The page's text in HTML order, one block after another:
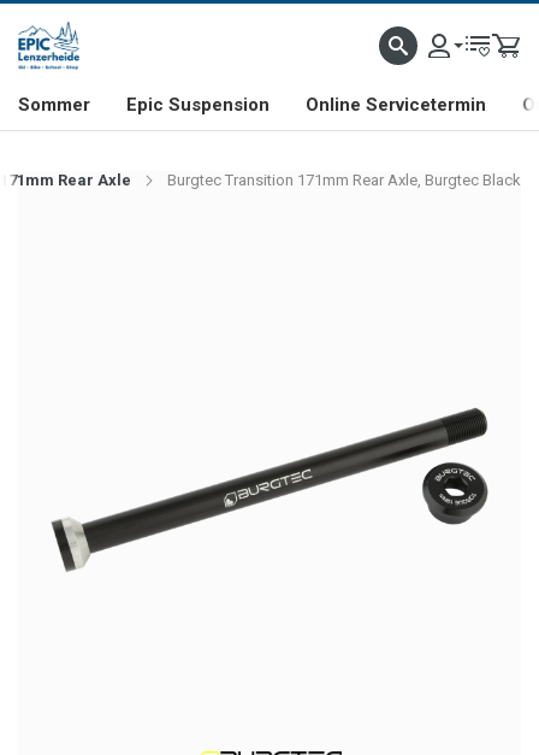
& FREERIDE-SPEZIALIST SCHWEIZER FIRMA SHOP & SHOWROOM IN
Sommer Epic Suspension Online Servicetermin
Rear Axle Burgtec Transition 171mm Rear Axle, Burgtec Black